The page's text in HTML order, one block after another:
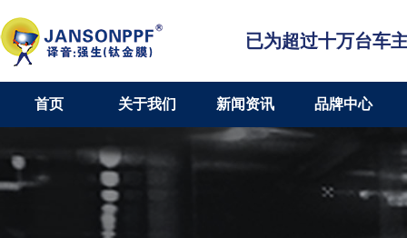
已为超过十万台车
首页 关于我们 新闻资讯 品牌中心